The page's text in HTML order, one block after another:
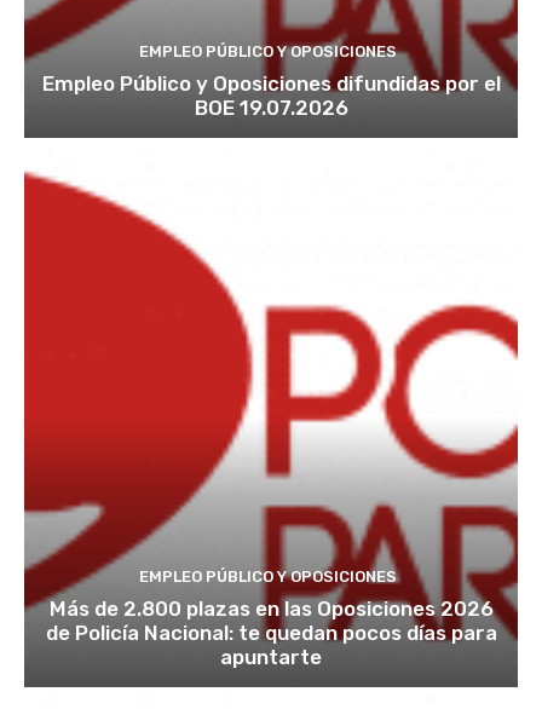
EMPLEO PÚBLICO Y OPOSICIONES
Empleo Público y Oposiciones difundidas por el
BOE 19.07.2026
EMPLEO PÚBLICO Y OPOSICIONES
Más de 2.800 plazas en las Oposiciones 2026
de Policía Nacional: te quedan pocos días para
apuntarte